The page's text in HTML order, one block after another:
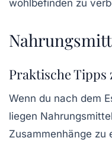
Praktische
Wenn du nach dem
liegen
Zusammenhänge zu